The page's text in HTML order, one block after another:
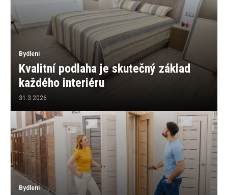
Bydlení
Kvalitní podlaha je skutečný základ
každého interiéru
31.3.2026
Bydlení